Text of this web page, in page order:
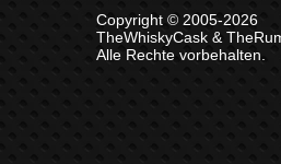
Copyright © 2005-2026
TheWhiskyCask &
Alle Rechte vorbehalten.